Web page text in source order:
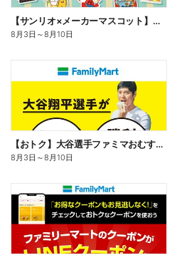
【サンリオ×メーカーマスコット】オリジナルグッズ貰える!
8月3日 ～8月10日
【おトク】大谷選手ファミマおむすび割
8月3日 ～8月10日